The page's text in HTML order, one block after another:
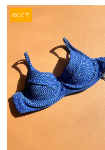
60% OFF